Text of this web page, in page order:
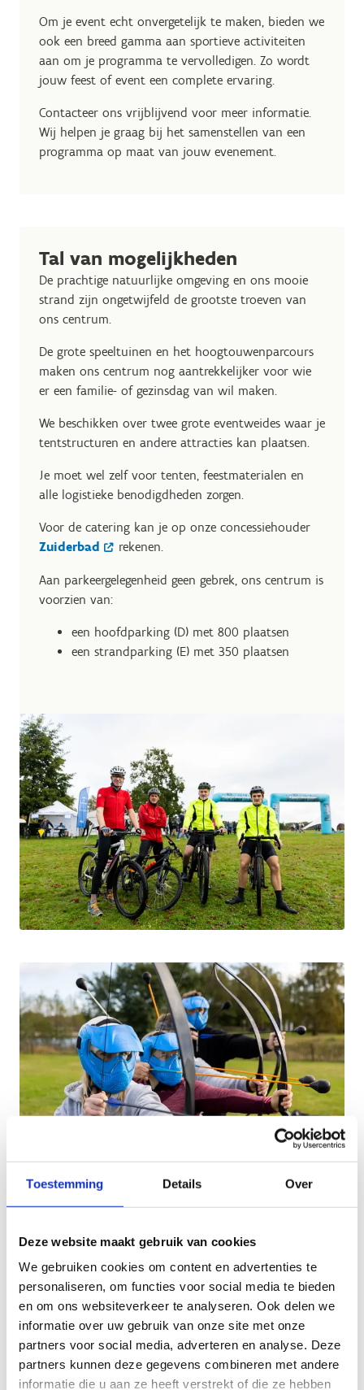
Toestemming Details Over
Deze website maakt gebruik van cookies
We gebruiken cookies om content en advertenties te
personaliseren, om functies voor social media te bieden
en om ons websiteverkeer te analyseren. Ook delen we
informatie over uw gebruik van onze site met onze
partners voor social media, adverteren en analyse. Deze
partners kunnen deze gegevens combineren met andere
informatie die u aan ze heeft verstrekt of die ze hebben
Om je event echt onvergetelijk te maken, bieden we
ook een breed gamma aan sportieve activiteiten
aan om je programma te vervolledigen. Zo wordt
jouw feest of event een complete ervaring.
Contacteer ons vrijblijvend voor meer informatie.
Wij helpen je graag bij het samenstellen van een
programma op maat van jouw evenement.
Tal van mogelijkheden
De prachtige natuurlijke omgeving en ons mooie
strand zijn ongetwijfeld de grootste troeven van
ons centrum.
De grote speeltuinen en het hoogtouwenparcours
maken ons centrum nog aantrekkelijker voor wie
er een familie- of gezinsdag van wil maken.
We beschikken over twee grote eventweides waar je
tentstructuren en andere attracties kan plaatsen.
Je moet wel zelf voor tenten, feestmaterialen en
alle logistieke benodigdheden zorgen.
Voor de catering kan je op onze concessiehouder
Zuiderbad
rekenen.
Aan parkeergelegenheid geen gebrek, ons centrum is
voorzien van:
een hoofdparking (D) met 800 plaatsen
een strandparking (E) met 350 plaatsen
Een multifunctioneel terrein
Wij beschikken over twee grote open ruimtes voor
feesten en events:
Eventweide (120m x 70m)
Sportweide (150m x 65m)
Voor teambuildings kan je ook het grasterrein van
het sportimonium huren. Het terrein meet 60 m x